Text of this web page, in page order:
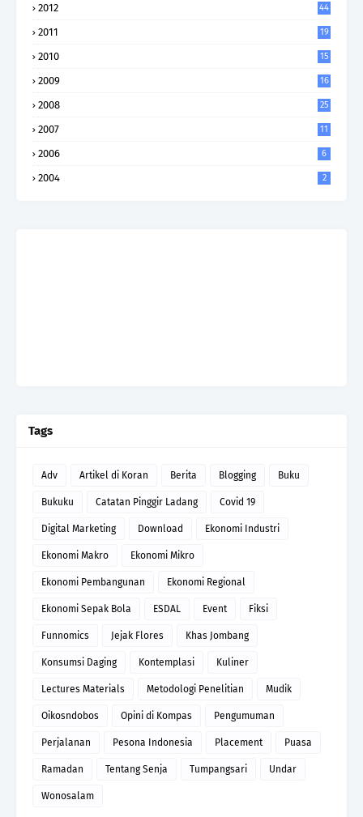
2012 44
2011 19
2010 15
2009 16
2008 25
2007 11
2006 6
2004 2
Tags
Adv Artikel di Koran Berita Blogging Buku
Bukuku Catatan Pinggir Ladang Covid 19
Digital Marketing Download Ekonomi Industri
Ekonomi Makro Ekonomi Mikro
Ekonomi Pembangunan Ekonomi Regional
Ekonomi Sepak Bola ESDAL Event Fiksi
Funnomics Jejak Flores Khas Jombang
Konsumsi Daging Kontemplasi Kuliner
Lectures Materials Metodologi Penelitian Mudik
Oikosndobos Opini di Kompas Pengumuman
Perjalanan Pesona Indonesia Placement Puasa
Ramadan Tentang Senja Tumpangsari Undar
Wonosalam